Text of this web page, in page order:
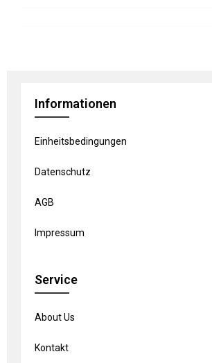
Informationen
Einheitsbedingungen
Datenschutz
AGB
Impressum
Service
About Us
Kontakt